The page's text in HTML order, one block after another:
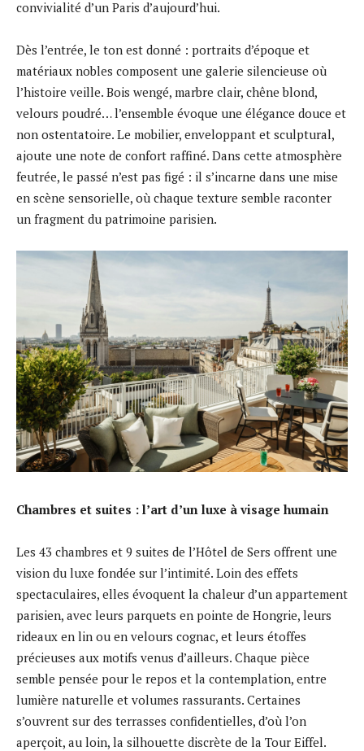
convivialité d’un Paris d’aujourd’hui.
Dès l’entrée, le ton est donné : portraits d’époque et
matériaux nobles composent une galerie silencieuse où
l’histoire veille. Bois wengé, marbre clair, chêne blond,
velours poudré… l’ensemble évoque une élégance douce et
non ostentatoire. Le mobilier, enveloppant et sculptural,
ajoute une note de confort raffiné. Dans cette atmosphère
feutrée, le passé n’est pas figé : il s’incarne dans une mise
en scène sensorielle, où chaque texture semble raconter
un fragment du patrimoine parisien.
Chambres et suites : l’art d’un luxe à visage humain
Les 43 chambres et 9 suites de l’Hôtel de Sers offrent une
vision du luxe fondée sur l’intimité. Loin des effets
spectaculaires, elles évoquent la chaleur d’un appartement
parisien, avec leurs parquets en pointe de Hongrie, leurs
rideaux en lin ou en velours cognac, et leurs étoffes
précieuses aux motifs venus d’ailleurs. Chaque pièce
semble pensée pour le repos et la contemplation, entre
lumière naturelle et volumes rassurants. Certaines
s’ouvrent sur des terrasses confidentielles, d’où l’on
aperçoit, au loin, la silhouette discrète de la Tour Eiffel.